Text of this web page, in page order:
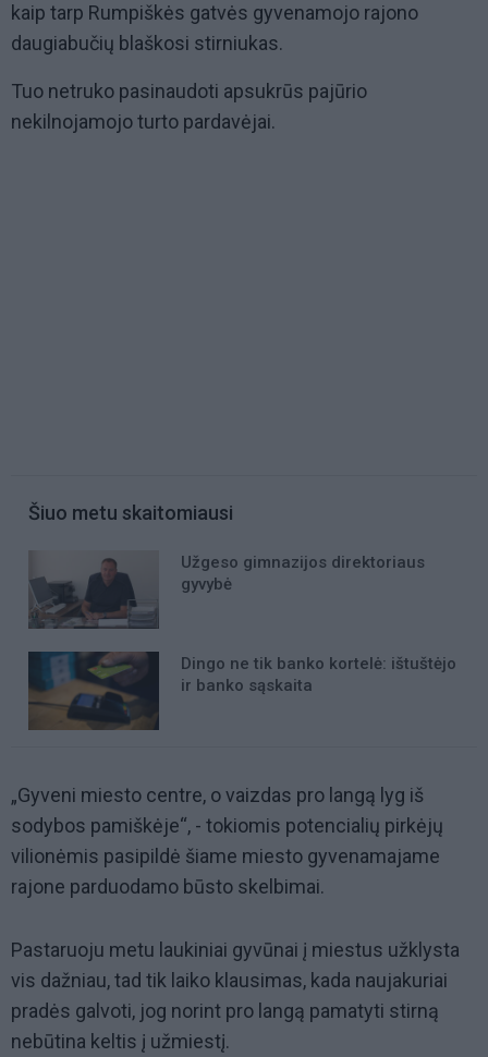
kaip tarp Rumpiškės gatvės gyvenamojo rajono
daugiabučių blaškosi stirniukas.
Tuo netruko pasinaudoti apsukrūs pajūrio
nekilnojamojo turto pardavėjai.
Šiuo metu skaitomiausi
Užgeso gimnazijos direktoriaus
gyvybė
Dingo ne tik banko kortelė: ištuštėjo
ir banko sąskaita
„Gyveni miesto centre, o vaizdas pro langą lyg iš
sodybos pamiškėje“, - tokiomis potencialių pirkėjų
vilionėmis pasipildė šiame miesto gyvenamajame
rajone parduodamo būsto skelbimai.
Pastaruoju metu laukiniai gyvūnai į miestus užklysta
vis dažniau, tad tik laiko klausimas, kada naujakuriai
pradės galvoti, jog norint pro langą pamatyti stirną
nebūtina keltis į užmiestį.